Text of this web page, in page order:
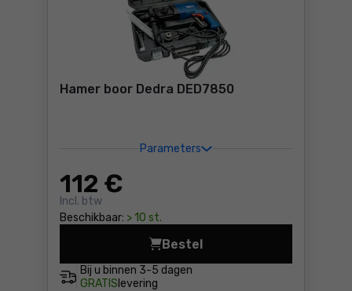
Hamer boor Dedra DED7850
Parameters
112 €
Incl. btw
Beschikbaar: > 10 st.
Bij u binnen 3-5 dagen
GRATIS levering
Bestel
Hamer boor Dedra